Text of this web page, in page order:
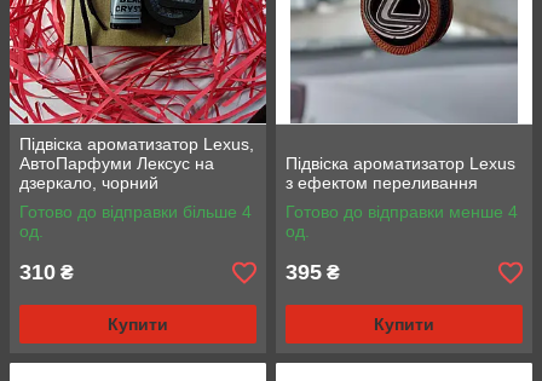
Підвіска ароматизатор Lexus,
АвтоПарфуми Лексус на
дзеркало, чорний
Готово до відправки більше 4
од.
310 ₴
Купити
Підвіска ароматизатор Lexus
з ефектом переливання
Готово до відправки менше 4
од.
395 ₴
Купити